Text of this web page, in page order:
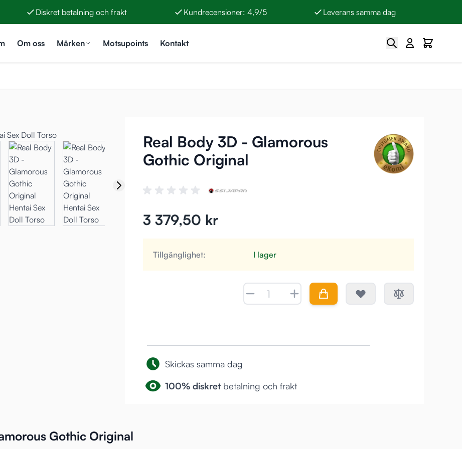
Diskret betalning och frakt Kundrecensioner: 4,9/5
Leverans samma dag
Om oss Märken Motsupoints Kontakt Sök Cart
Real Body 3D - Glamorous
Gothic Original
3 379,50 kr
Tillgänglighet: I lager
Skickas samma dag
100% diskret betalning och frakt
Gothic Original